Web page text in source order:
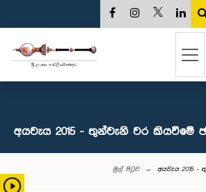
අයවැය 2015 - තුන්වැනි වර කියවීමේ
මුල් පිටුව අයවැය 2015